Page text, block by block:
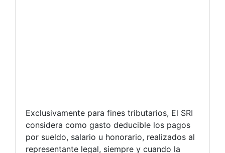
Exclusivamente para fines tributarios, El SRI
considera como gasto deducible los pagos
por sueldo, salario u honorario, realizados al
representante legal, siempre y cuando la